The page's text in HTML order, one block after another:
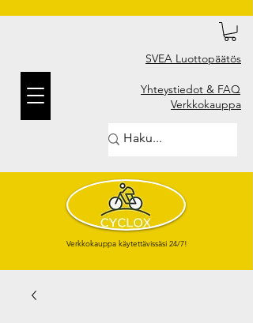
SVEA Luottopäätös
Yhteystiedot & FAQ
Verkkokauppa
Verkkokauppa käytettävissäsi 24/7!